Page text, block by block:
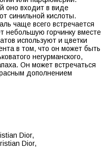
оно входит в виде
синильной кислоты.
чаще всего встречается
небольшую горчинку вместе
используют и цветки
в том, что он может быть
негурманского,
Он может встречаться
дополнением
Dior,
Dior,